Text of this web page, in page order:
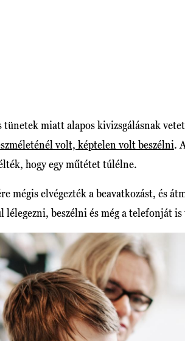
tünetek miatt alapos kivizsgálásnak
volt, képtelen volt beszélni.
hogy egy műtétet túlélne.
mégis elvégezték a beavatkozást, és
lélegezni, beszélni és még a telefonját